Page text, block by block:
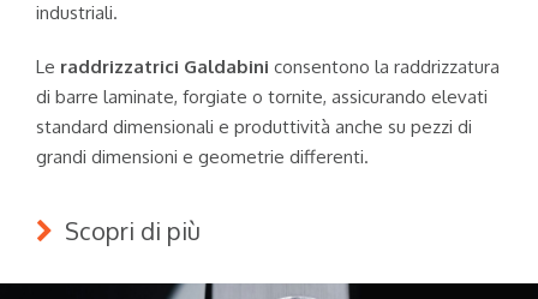
industriali.
Le raddrizzatrici Galdabini consentono la raddrizzatura
di barre laminate, forgiate o tornite, assicurando elevati
standard dimensionali e produttività anche su pezzi di
grandi dimensioni e geometrie differenti.
Scopri di più